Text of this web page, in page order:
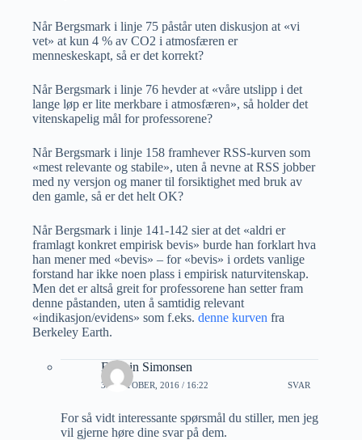
Når Bergsmark i linje 75 påstår uten diskusjon at «vi
vet» at kun 4 % av CO2 i atmosfæren er
menneskeskapt, så er det korrekt?
Når Bergsmark i linje 76 hevder at «våre utslipp i det
lange løp er lite merkbare i atmosfæren», så holder det
vitenskapelig mål for professorene?
Når Bergsmark i linje 158 framhever RSS-kurven som
«mest relevante og stabile», uten å nevne at RSS jobber
med ny versjon og maner til forsiktighet med bruk av
den gamle, så er det helt OK?
Når Bergsmark i linje 141-142 sier at det «aldri er
framlagt konkret empirisk bevis» burde han forklart hva
han mener med «bevis» – for «bevis» i ordets vanlige
forstand har ikke noen plass i empirisk naturvitenskap.
Men det er altså greit for professorene han setter fram
denne påstanden, uten å samtidig relevant
«indikasjon/evidens» som f.eks. denne kurven fra
Berkeley Earth.
Eystein Simonsen
31 OKTOBER, 2016 / 16:22 SVAR
For så vidt interessante spørsmål du stiller, men jeg
vil gjerne høre dine svar på dem.